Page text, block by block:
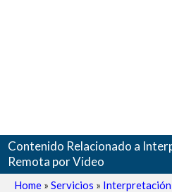
Contenido Relacionado a
Remota por Video
Home » Servicios » Interpretación